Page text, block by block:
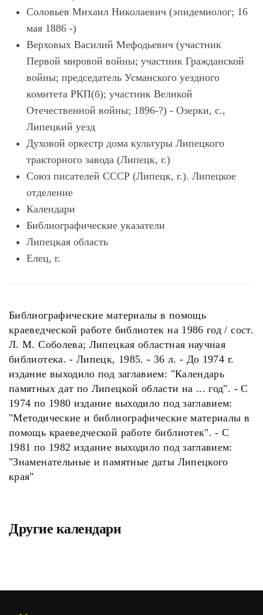
Соловьев Михаил Николаевич (эпидемиолог; 16
мая 1886 -)
Верховых Василий Мефодьевич (участник
Первой мировой войны; участник Гражданской
войны; председатель Усманского уездного
комитета РКП(б); участник Великой
Отечественной войны; 1896-?) - Озерки, с.,
Липецкий уезд
Духовой оркестр дома культуры Липецкого
тракторного завода (Липецк, г.)
Союз писателей СССР (Липецк, г.). Липецкое
отделение
Календари
Библиографические указатели
Липецкая область
Елец, г.
Библиографические материалы в помощь
краеведческой работе библиотек на 1986 год / сост.
Л. М. Соболева; Липецкая областная научная
библиотека. - Липецк, 1985. - 36 л. - До 1974 г.
издание выходило под заглавием: "Календарь
памятных дат по Липецкой области на ... год". - С
1974 по 1980 издание выходило под заглавием:
"Методические и библиографические материалы в
помощь краеведческой работе библиотек". - С
1981 по 1982 издание выходило под заглавием:
"Знаменательные и памятные даты Липецкого
края"
Другие календари